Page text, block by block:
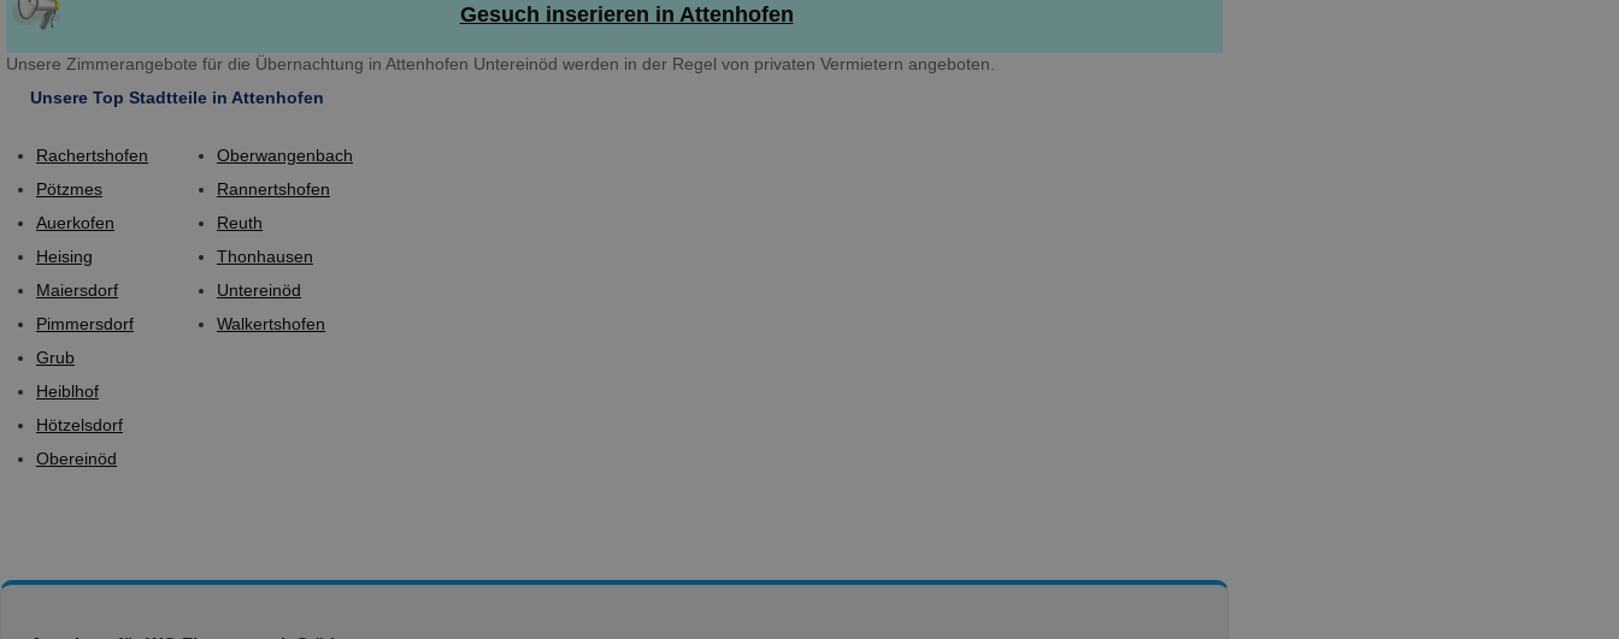
Gesuch inserieren in Attenhofen
Unsere Zimmerangebote für die Übernachtung in Attenhofen Untereinöd werden in der Regel von privaten Vermietern angeboten.
Unsere Top Stadtteile in Attenhofen
Rachertshofen
Pötzmes
Auerkofen
Heising
Maiersdorf
Pimmersdorf
Grub
Heiblhof
Hötzelsdorf
Obereinöd
Oberwangenbach
Rannertshofen
Reuth
Thonhausen
Untereinöd
Walkertshofen